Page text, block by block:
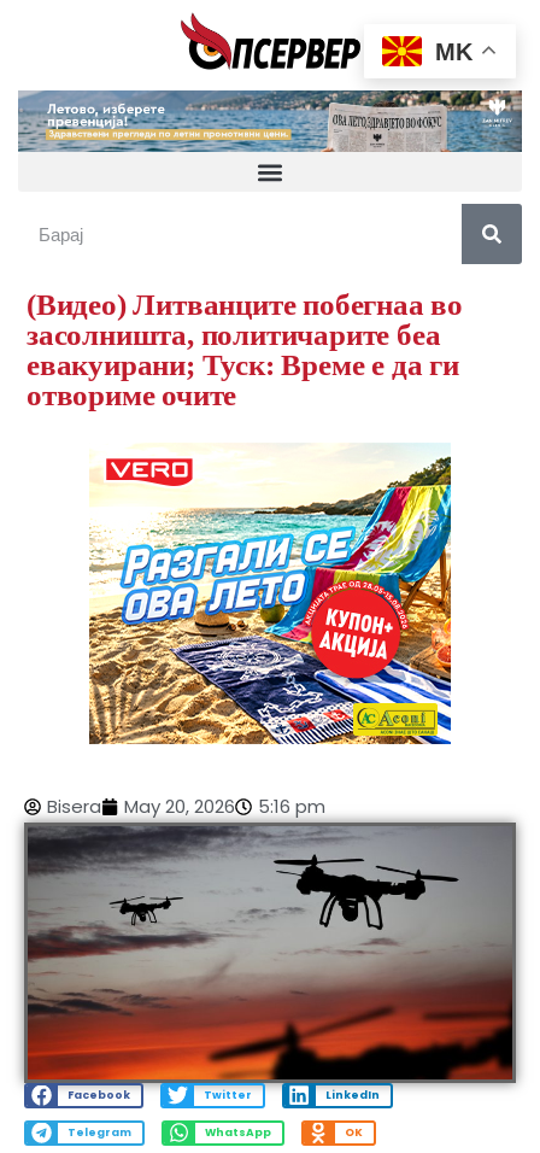
(Видео) Литванците побегнаа во
засолништа, политичарите беа
евакуирани; Туск: Време е да ги
отвориме очите
Bisera May 20, 2026 5:16 pm
Facebook Twitter LinkedIn
Telegram WhatsApp OK
MK